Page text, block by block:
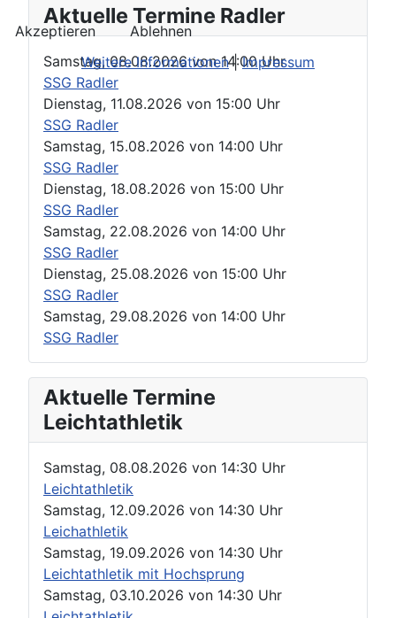
Aktuelle Termine Radler
Samstag, 08.08.2026von14:00 Uhr
SSG Radler
Dienstag, 11.08.2026 von 15:00 Uhr
SSG Radler
Samstag, 15.08.2026 von 14:00 Uhr
SSG Radler
Dienstag, 18.08.2026 von 15:00 Uhr
SSG Radler
Samstag, 22.08.2026 von 14:00 Uhr
SSG Radler
Dienstag, 25.08.2026 von 15:00 Uhr
SSG Radler
Samstag, 29.08.2026 von 14:00 Uhr
SSG Radler
Aktuelle Termine
Leichtathletik
Samstag, 08.08.2026 von 14:30 Uhr
Leichtathletik
Samstag, 12.09.2026 von 14:30 Uhr
Leichathletik
Samstag, 19.09.2026 von 14:30 Uhr
Leichtathletik mit Hochsprung
Samstag, 03.10.2026 von 14:30 Uhr
Akzeptieren
Ablehnen
Weitere Informationen|Impressum